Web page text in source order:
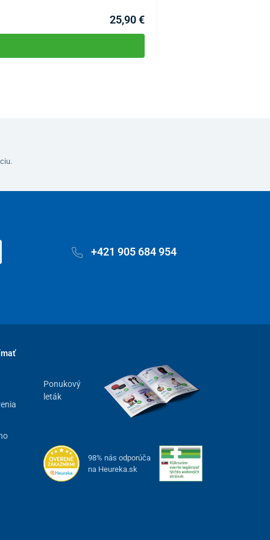
25,90 €
+421 905 684 954
Ponukový
leták
98% nás odporúča
na Heureka.sk